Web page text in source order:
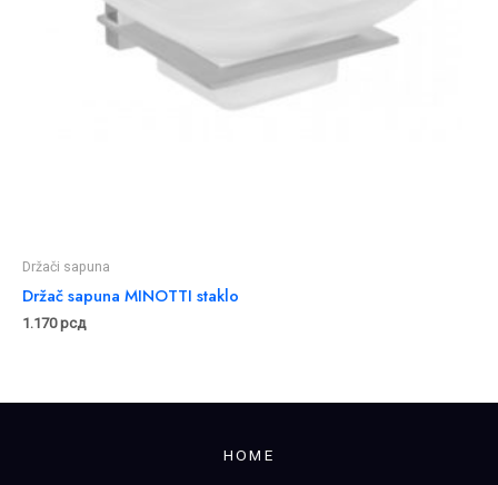
Držači sapuna
Držač sapuna MINOTTI staklo
1.170рсд
HOME